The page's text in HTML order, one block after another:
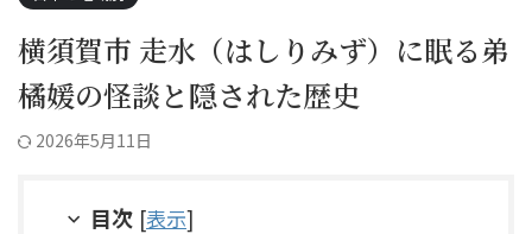
横須賀市 走水（はしりみず）に眠る弟
橘媛の怪談と隠された歴史
2026年5月11日
目次 [表示]